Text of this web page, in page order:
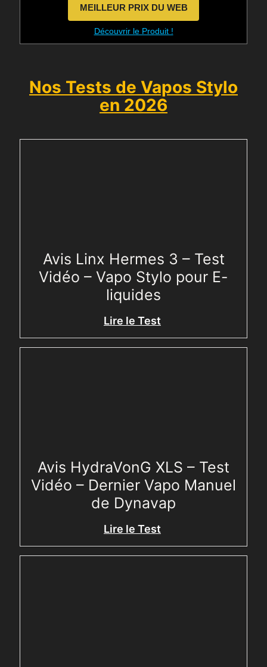
MEILLEUR PRIX DU WEB
Découvrir le Produit !
Nos Tests de Vapos Stylo
en 2026
Avis Linx Hermes 3 – Test
Vidéo – Vapo Stylo pour E-
liquides
Lire le Test
Avis HydraVonG XLS – Test
Vidéo – Dernier Vapo Manuel
de Dynavap
Lire le Test